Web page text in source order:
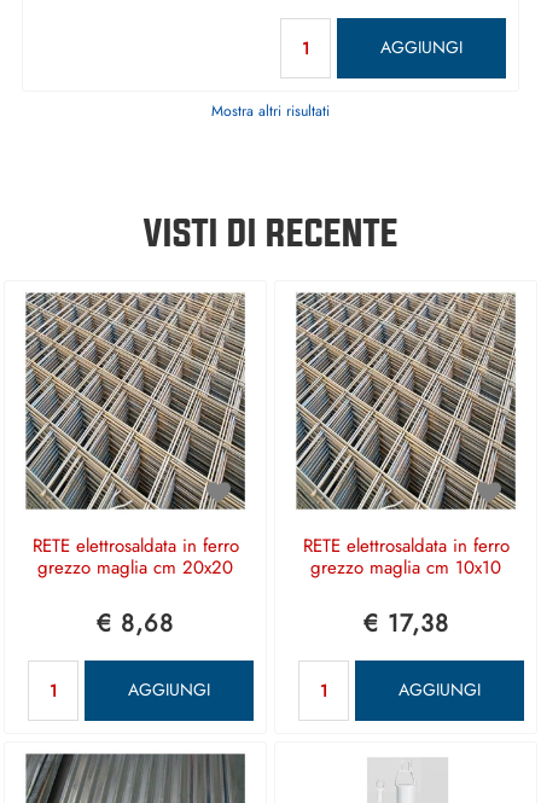
AGGIUNGI
Mostra altri risultati
VISTI DI RECENTE
RETE elettrosaldata in ferro
grezzo maglia cm 20x20
€ 8,68
AGGIUNGI
RETE elettrosaldata in ferro
grezzo maglia cm 10x10
€ 17,38
AGGIUNGI